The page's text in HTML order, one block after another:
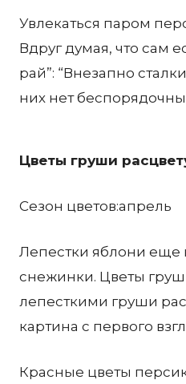
Увлекаться паром
Вдруг думая, что сам
рай”: “Внезапно
них нет
Цветы груши
Сезон цветов:апрель
Лепестки яблони еще
снежинки. Цветы
лепесткими груши
картина с первого
Красные цветы